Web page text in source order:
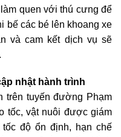
quen với thú cưng để
bế các bé lên khoang xe
và cam kết dịch vụ sẽ
nhật hành trình
trên tuyến đường Phạm
tốc, vật nuôi được giám
độ ổn định, hạn chế